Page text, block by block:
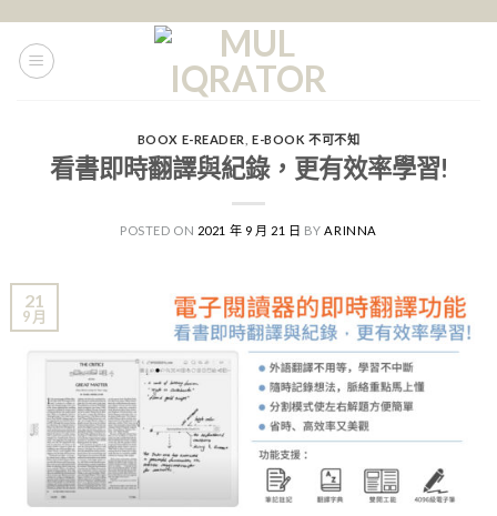
content
BOOX E-READER ,E-BOOK 不可不知
看書即時翻譯與紀錄，更有效率學習!
POSTED ON 2021 年 9 月 21 日 BY ARINNA
21
9 月